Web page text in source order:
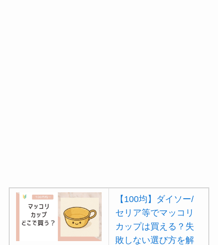
【100均】ダイソー/
セリア等でマッコリ
カップは買える？失
敗しない選び方を解